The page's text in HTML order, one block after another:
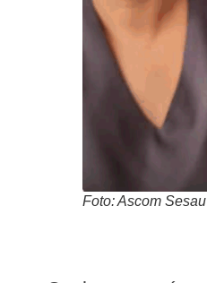
Foto: Ascom Sesau